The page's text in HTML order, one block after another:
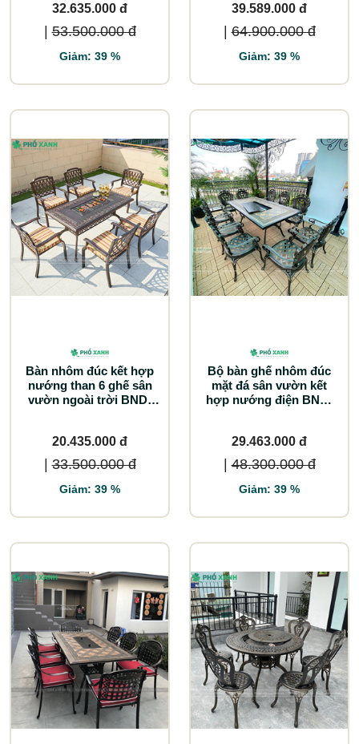
32.635.000 đ
| 53.500.000 đ
Giảm: 39 %
39.589.000 đ
| 64.900.000 đ
Giảm: 39 %
Bàn nhôm đúc kết hợp
nướng than 6 ghế sân
vườn ngoài trời BND-
20.435.000 đ
| 33.500.000 đ
Giảm: 39 %
Bộ bàn ghế nhôm đúc
mặt đá sân vườn kết
hợp nướng điện BND-
29.463.000 đ
| 48.300.000 đ
Giảm: 39 %